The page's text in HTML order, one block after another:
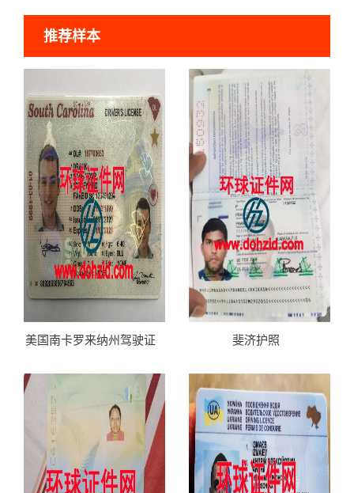
推荐样本
美国南卡罗来纳州驾驶证 斐济护照